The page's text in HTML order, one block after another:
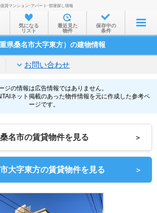
お部屋を探す
沿線・駅から
住所から
家賃相場から
通勤通学時間から
物件特集から
不動産会社から
TOP
貸マンション･アパート･部屋探し情報
気になる
リスト
最近見た
物件
保存中の
条件
県桑名市大字東方）の建物情報
お問い合わせ
ジの情報は広告情報ではありません。
ネット掲載のあった物件情報を元に作成した参考ペ
ージです。
桑名市の賃貸物件を見る ＞
大字東方の賃貸物件を見る ＞